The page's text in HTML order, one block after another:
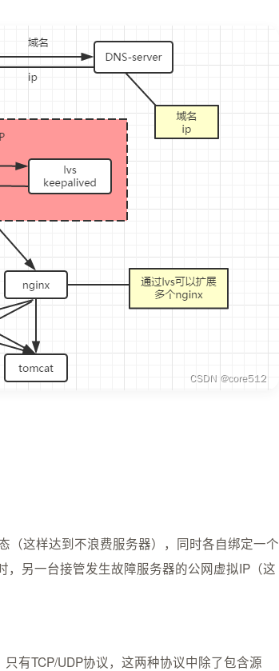
（这样达到不浪费服务器），同时各自绑定一个
另一台接管发生故障服务器的公网虚拟IP（这
有TCP/UDP协议，这两种协议中除了包含源